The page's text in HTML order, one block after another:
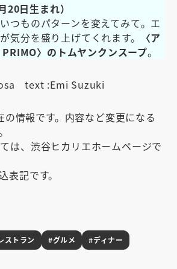
日生まれ）
つものパターンを変えてみて。エ
気分を盛り上げてくれます。
〈ア
〉のトムヤンクンスープ。
text :Emi Suzuki
情報です。内容など変更になる
は、渋谷ヒカリエホームページで
記です。
ストラン #グルメ
#ディナー